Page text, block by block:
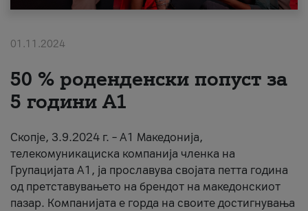
Поддршка
Надополни кредит
За нас
01.11.2024
50 % роденденски попуст за
5 години А1
Скопје, 3.9.2024 г. – А1 Македонија,
телекомуникациска компанија членка на
Групацијата А1, ја прославува својата петта година
од претставувањето на брендот на македонскиот
пазар. Компанијата е горда на своите достигнувања